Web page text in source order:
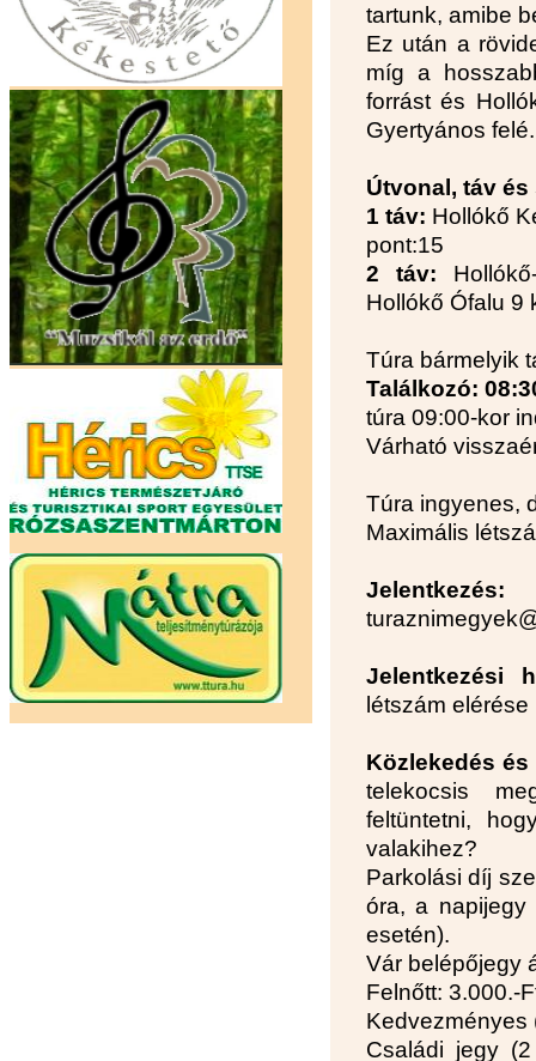
tartunk, amibe
Ez után a
míg a
forrást és
Gyertyános felé.
Útvonal, táv és
1 táv: Hollókő
pont:15
2 táv:
Hollókő Ófalu 9
Túra bármelyik
Találkozó:
túra 09:00-kor
Várható
Túra ingyenes,
Maximális
Jelentkezés:
Jelentkezési
létszám elérése
Közlekedés
telekocsis
feltüntetni,
valakihez?
Parkolási díj
óra, a napijegy
esetén).
Vár belépőjegy
Felnőtt: 3.000.-
Kedvezményes
Családi jegy